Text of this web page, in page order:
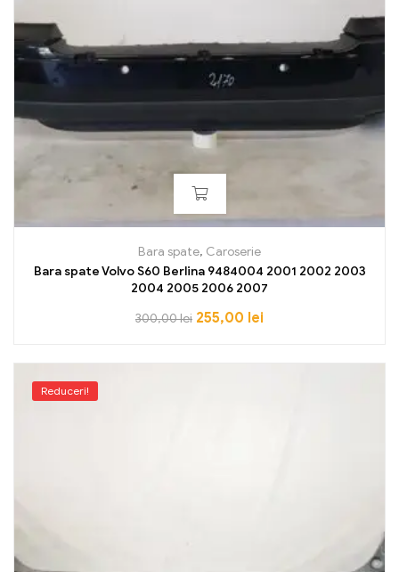
Bara spate, Caroserie
Bara spate Volvo S60 Berlina 9484004 2001 2002 2003
2004 2005 2006 2007
300,00lei 255,00 lei
Reduceri!